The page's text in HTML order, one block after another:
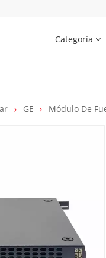
Categoría
GE Módulo De